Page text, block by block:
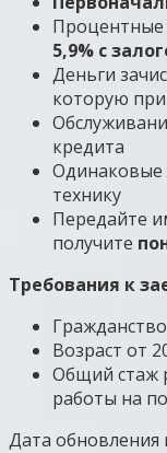
Процентные
5,9% с
Деньги
которую
кредита
Одинаковые
технику
Передайте
получите
Требования к
Возраст от
Общий стаж
работы на
Дата обновления